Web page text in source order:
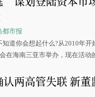
都市报
知道你会想起什么?从2010年开
在海南三亚市举办，现在活
认两高管失联 新董